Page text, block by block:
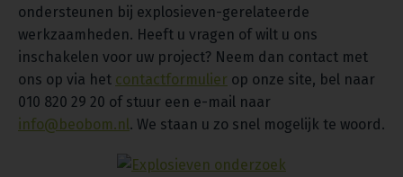
ondersteunen bij explosieven-gerelateerde
werkzaamheden. Heeft u vragen of wilt u ons
inschakelen voor uw project? Neem dan contact met
ons op via het contactformulier op onze site, bel naar
010 820 29 20 of stuur een e-mail naar
info@beobom.nl. We staan u zo snel mogelijk te woord.